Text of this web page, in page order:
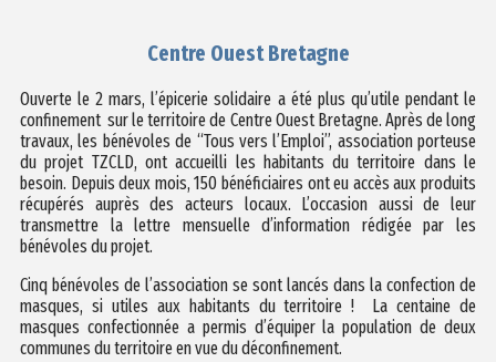
Centre Ouest Bretagne
Ouverte le 2 mars, l’épicerie solidaire a été plus qu’utile pendant le
confinement sur le territoire de Centre Ouest Bretagne. Après de long
travaux, les bénévoles de “Tous vers l’Emploi”, association porteuse
du projet TZCLD, ont accueilli les habitants du territoire dans le
besoin. Depuis deux mois, 150 bénéficiaires ont eu accès aux produits
récupérés auprès des acteurs locaux. L’occasion aussi de leur
transmettre la lettre mensuelle d’information rédigée par les
bénévoles du projet.
Cinq bénévoles de l’association se sont lancés dans la confection de
masques, si utiles aux habitants du territoire ! La centaine de
masques confectionnée a permis d’équiper la population de deux
communes du territoire en vue du déconfinement.